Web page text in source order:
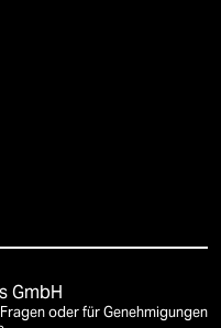
GmbH
oder für Genehmigungen